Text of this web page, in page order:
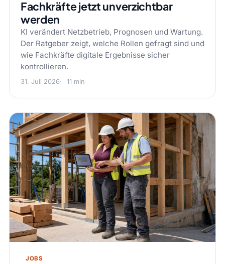
Fachkräfte jetzt unverzichtbar
werden
KI verändert Netzbetrieb, Prognosen und Wartung.
Der Ratgeber zeigt, welche Rollen gefragt sind und
wie Fachkräfte digitale Ergebnisse sicher
kontrollieren.
31. Juli 2026 11 min
JOBS